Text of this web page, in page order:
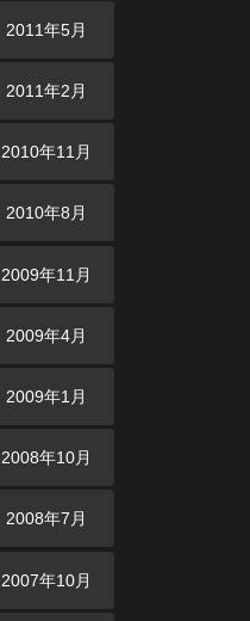
2011年5月
2011年2月
2010年11月
2010年8月
2009年11月
2009年4月
2009年1月
2008年10月
2008年7月
2007年10月